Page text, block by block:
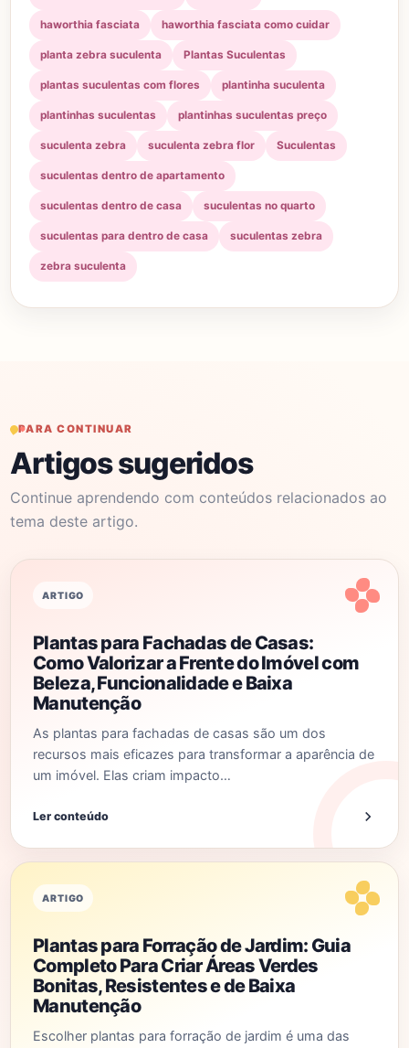
haworthia fasciata haworthia fasciata como cuidar
planta zebra suculenta Plantas Suculentas
plantas suculentas com flores plantinha suculenta
plantinhas suculentas plantinhas suculentas preço
suculenta zebra suculenta zebra flor Suculentas
suculentas dentro de apartamento
suculentas dentro de casa suculentas no quarto
suculentas para dentro de casa suculentas zebra
zebra suculenta
PARA CONTINUAR
Artigos sugeridos
Continue aprendendo com conteúdos relacionados ao
tema deste artigo.
ARTIGO
Plantas para Fachadas de Casas:
Como Valorizar a Frente do Imóvel com
Beleza, Funcionalidade e Baixa
Manutenção
As plantas para fachadas de casas são um dos
recursos mais eficazes para transformar a aparência de
um imóvel. Elas criam impacto…
Ler conteúdo
ARTIGO
Plantas para Forração de Jardim: Guia
Completo Para Criar Áreas Verdes
Bonitas, Resistentes e de Baixa
Manutenção
Escolher plantas para forração de jardim é uma das